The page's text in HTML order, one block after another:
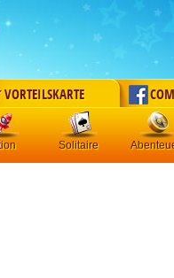
VORTEILSKARTE
Solitaire